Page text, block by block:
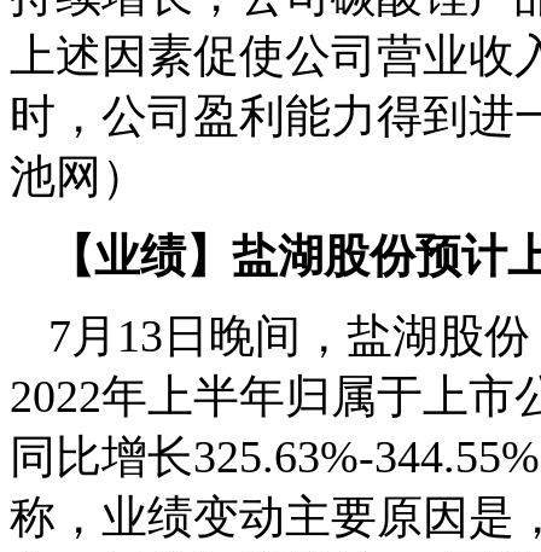
上述因素促使公司营业
时，公司盈利能力得到进
池网）
【业绩】盐湖股份预计
7月13日晚间，盐湖股
2022年上半年归属于上市
同比增长325.63%-
称，业绩变动主要原因是